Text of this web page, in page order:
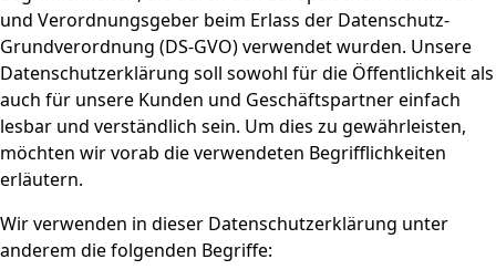
und Verordnungsgeber beim Erlass der Datenschutz-
Grundverordnung (DS-GVO) verwendet wurden. Unsere
Datenschutzerklärung soll sowohl für die Öffentlichkeit als
auch für unsere Kunden und Geschäftspartner einfach
lesbar und verständlich sein. Um dies zu gewährleisten,
möchten wir vorab die verwendeten Begrifflichkeiten
erläutern.
Wir verwenden in dieser Datenschutzerklärung unter
anderem die folgenden Begriffe: